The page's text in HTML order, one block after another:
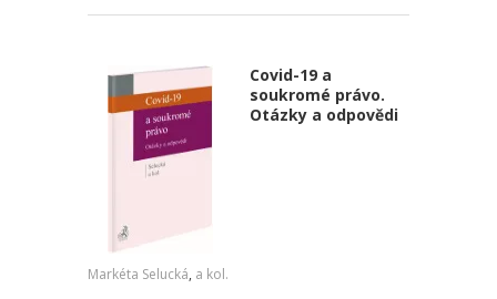
Covid-19 a
soukromé právo.
Otázky a odpovědi
Markéta Selucká, a kol.